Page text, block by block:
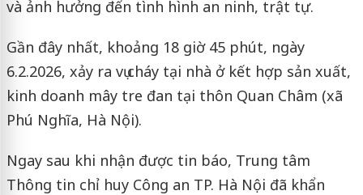
và ảnh hưởng đến tình hình an ninh, trật tự.
Gần đây nhất, khoảng 18 giờ 45 phút, ngày
6.2.2026, xảy ra vụ cháy tại nhà ở kết hợp sản xuất,
kinh doanh mây tre đan tại thôn Quan Châm (xã
Phú Nghĩa, Hà Nội).
Ngay sau khi nhận được tin báo, Trung tâm
Thông tin chỉ huy Công an TP. Hà Nội đã khẩn